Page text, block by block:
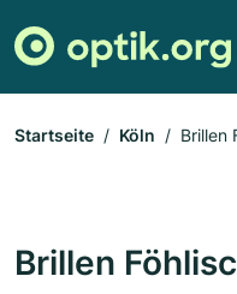
Startseite Köln Brillen
Brillen